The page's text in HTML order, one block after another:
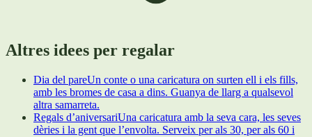
Altres idees per regalar
Dia del pareUn conte o una caricatura on surten ell i els fills,
amb les bromes de casa a dins. Guanya de llarg a qualsevol
altra samarreta.
Regals d’aniversariUna caricatura amb la seva cara, les seves
dèries i la gent que l’envolta. Serveix per als 30, per als 60 i